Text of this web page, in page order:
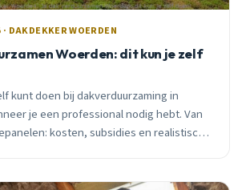
DAKDEKKER WOERDEN
Woerden: dit kun je zelf
kunt doen bij dakverduurzaming in
je een professional nodig hebt. Van
kosten, subsidies en realistische